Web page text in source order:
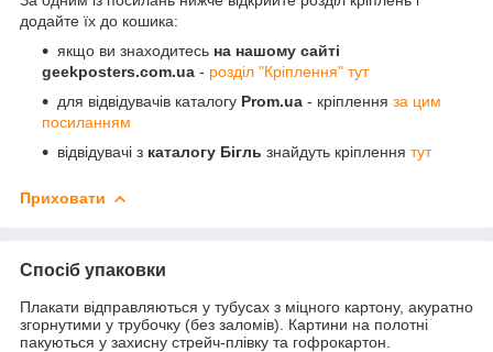
додайте їх до кошика:
якщо ви знаходитесь на нашому сайті
geekposters.com.ua - розділ "Кріплення" тут
для відвідувачів каталогу Prom.ua - кріплення за цим
посиланням
відвідувачі з каталогу Бігль знайдуть кріплення тут
Приховати
Спосіб упаковки
Плакати відправляються у тубусах з міцного картону, акуратно
згорнутими у трубочку (без заломів). Картини на полотні
пакуються у захисну стрейч-плівку та гофрокартон.